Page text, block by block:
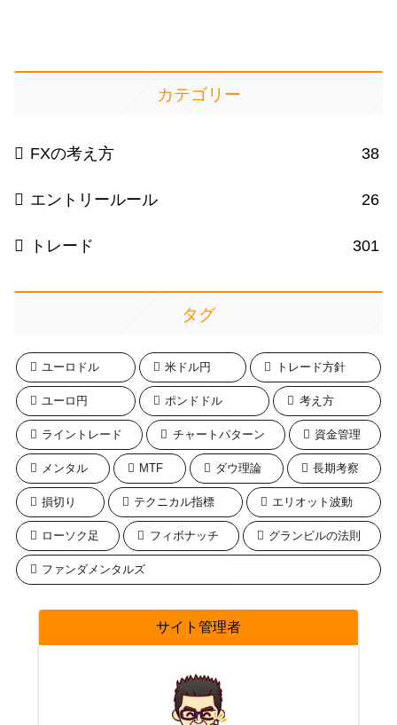
カテゴリー
FXの考え方 38
エントリールール 26
トレード 301
タグ
ユーロドル 米ドル円 トレード方針
ユーロ円 ポンドドル 考え方
ライントレード チャートパターン 資金管理
メンタル MTF ダウ理論 長期考察
損切り テクニカル指標 エリオット波動
ローソク足 フィボナッチ グランビルの法則
ファンダメンタルズ
サイト管理者